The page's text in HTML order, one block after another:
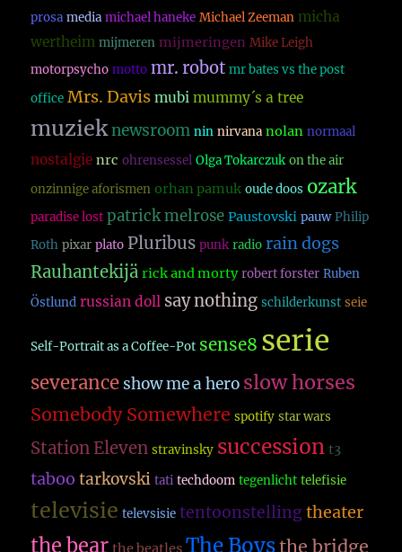
prosa media michael haneke Michael Zeeman micha
wertheim mijmeren mijmeringen Mike Leigh
motorpsycho motto mr. robot mr bates vs the post
office Mrs. Davis mubi mummy´s a tree
muzieknewsroom nin nirvana nolan normaal
nostalgie nrc ohrensessel Olga Tokarczuk on the air
onzinnige aforismen orhan pamuk oude doos ozark
paradise lost patrick melrose Paustovski pauw Philip
Roth pixar plato Pluribus punk radio rain dogs
Rauhantekijä rick and morty robert forster Ruben
Östlund russian doll say nothing schilderkunst seie
Self-Portrait as a Coffee-Pot sense8 serie
severance show me a hero slow horses
Somebody Somewhere spotify star wars
Station Eleven stravinsky succession t3
taboo tarkovski tati techdoom tegenlicht telefisie
televisie televsisie tentoonstelling theater
the bear the beatles The Boysthe bridge